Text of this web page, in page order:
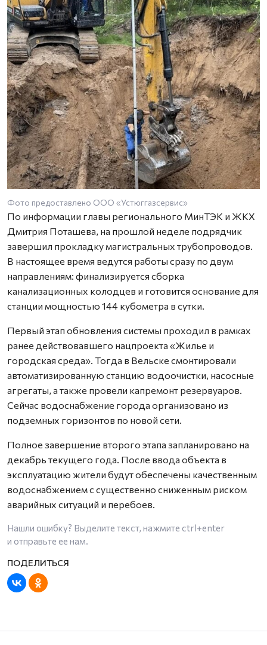
Фото предоставлено ООО «Устюггазсервис»
По информации главы регионального МинТЭК и ЖКХ
Дмитрия Поташева, на прошлой неделе подрядчик
завершил прокладку магистральных трубопроводов.
В настоящее время ведутся работы сразу по двум
направлениям: финализируется сборка
канализационных колодцев и готовится основание для
станции мощностью 144 кубометра в сутки.
Первый этап обновления системы проходил в рамках
ранее действовавшего нацпроекта «Жилье и
городская среда». Тогда в Вельске смонтировали
автоматизированную станцию водоочистки, насосные
агрегаты, а также провели капремонт резервуаров.
Сейчас водоснабжение города организовано из
подземных горизонтов по новой сети.
Полное завершение второго этапа запланировано на
декабрь текущего года. После ввода объекта в
эксплуатацию жители будут обеспечены качественным
водоснабжением с существенно сниженным риском
аварийных ситуаций и перебоев.
Нашли ошибку? Выделите текст, нажмите ctrl+enter
и отправьте ее нам.